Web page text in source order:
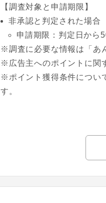
【調査対象と申請期限】
非承認と判定された場合
申請期限：判定日から
※調査に必要な情報は「あ
※広告主へのポイントに関
※ポイント獲得条件につい
す。